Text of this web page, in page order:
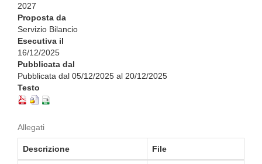
2027
Proposta da
Servizio Bilancio
Esecutiva il
16/12/2025
Pubblicata dal
Pubblicata dal 05/12/2025 al 20/12/2025
Testo
Allegati
Descrizione File